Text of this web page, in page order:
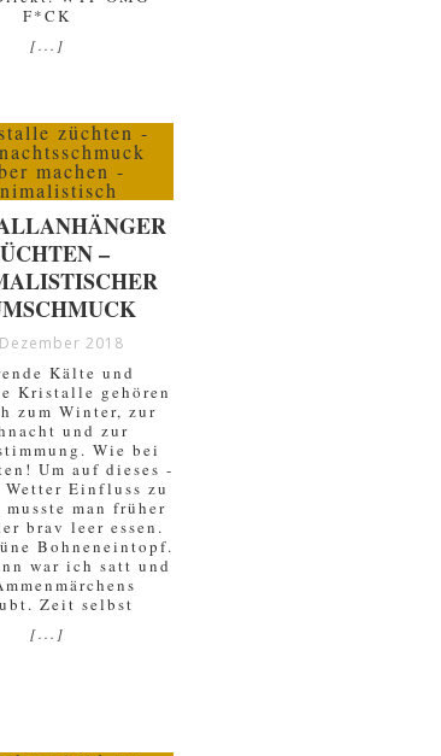
F*CK
[...]
–
2018
Kälte und
Kristalle gehören
zum Winter, zur
und zur
Wie bei
Um auf dieses -
Wetter Einfluss zu
musste man früher
brav leer essen.
Bohneneintopf.
war ich satt und
Zeit selbst
[...]